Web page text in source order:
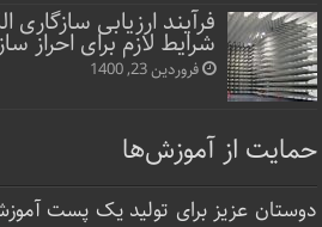
فرآیند ارزیابی
شرایط لازم برای احراز
فروردین 23, 1400
حمایت از آموزش‌ها
دوستان عزیز برای تولید یک پست